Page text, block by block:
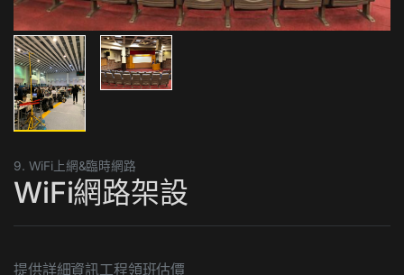
9. WiFi上網&臨時網路
WiFi網路架設
提供詳細資訊工程領班估價